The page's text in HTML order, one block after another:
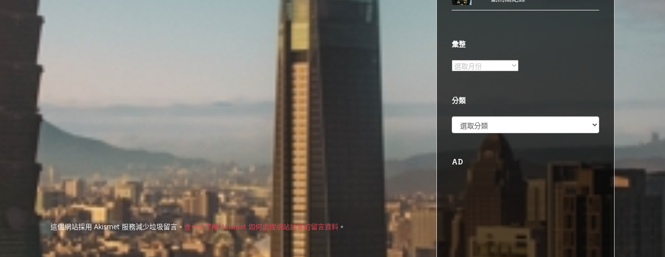
這個網站採用 Akismet 服務減少垃圾留言。 進一步了解 Akismet 如何處理網站訪客的留言資料 。
彙整
彙
分類
類
AD